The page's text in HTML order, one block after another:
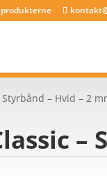
produkterne
– Hvid – 2
–